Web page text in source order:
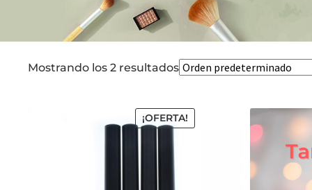
Mostrando los 2 resultados
¡OFERTA!